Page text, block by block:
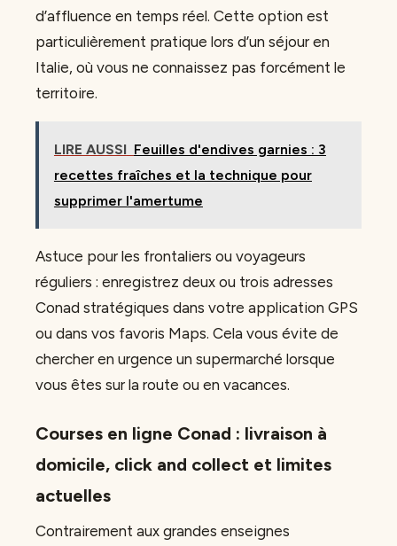
d’affluence en temps réel. Cette option est
particulièrement pratique lors d’un séjour en
Italie, où vous ne connaissez pas forcément le
territoire.
LIRE AUSSI Feuilles d'endives garnies : 3
recettes fraîches et la technique pour
supprimer l'amertume
Astuce pour les frontaliers ou voyageurs
réguliers : enregistrez deux ou trois adresses
Conad stratégiques dans votre application GPS
ou dans vos favoris Maps. Cela vous évite de
chercher en urgence un supermarché lorsque
vous êtes sur la route ou en vacances.
Courses en ligne Conad : livraison à
domicile, click and collect et limites
actuelles
Contrairement aux grandes enseignes